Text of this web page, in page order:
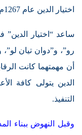
اختيار الدين عام 1267م.
ساعد “اختيار الدين”
رو”، و”دوان تيان
أن مهمتهما كانت
الدين يتولى كافة
التنفيذ.
وقبل النهوض ببناء